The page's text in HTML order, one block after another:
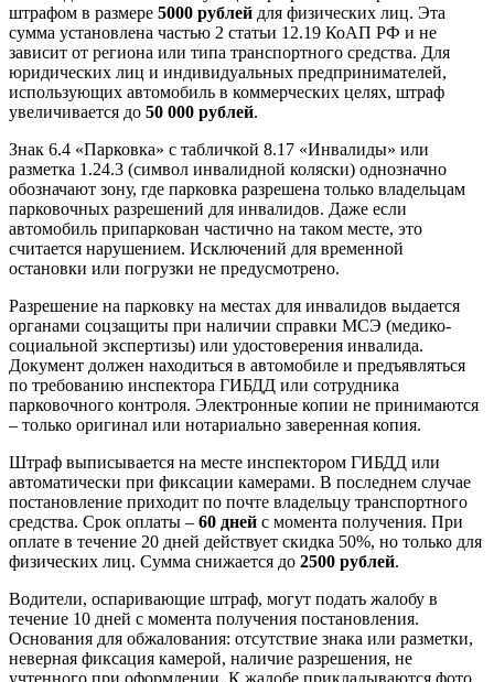
штрафом в размере 5000 рублей для физических лиц. Эта
сумма установлена частью 2 статьи 12.19 КоАП РФ и не
зависит от региона или типа транспортного средства. Для
юридических лиц и индивидуальных предпринимателей,
использующих автомобиль в коммерческих целях, штраф
увеличивается до 50 000 рублей.
Знак 6.4 «Парковка» с табличкой 8.17 «Инвалиды» или
разметка 1.24.3 (символ инвалидной коляски) однозначно
обозначают зону, где парковка разрешена только владельцам
парковочных разрешений для инвалидов. Даже если
автомобиль припаркован частично на таком месте, это
считается нарушением. Исключений для временной
остановки или погрузки не предусмотрено.
Разрешение на парковку на местах для инвалидов выдается
органами соцзащиты при наличии справки МСЭ (медико-
социальной экспертизы) или удостоверения инвалида.
Документ должен находиться в автомобиле и предъявляться
по требованию инспектора ГИБДД или сотрудника
парковочного контроля. Электронные копии не принимаются
– только оригинал или нотариально заверенная копия.
Штраф выписывается на месте инспектором ГИБДД или
автоматически при фиксации камерами. В последнем случае
постановление приходит по почте владельцу транспортного
средства. Срок оплаты – 60 дней с момента получения. При
оплате в течение 20 дней действует скидка 50%, но только для
физических лиц. Сумма снижается до 2500 рублей.
Водители, оспаривающие штраф, могут подать жалобу в
течение 10 дней с момента получения постановления.
Основания для обжалования: отсутствие знака или разметки,
неверная фиксация камерой, наличие разрешения, не
учтенного при оформлении. К жалобе прикладываются фото